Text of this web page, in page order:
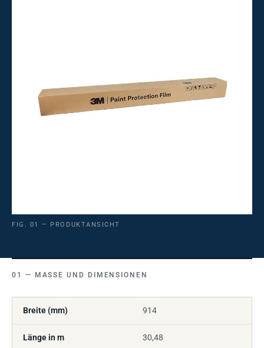
FIG. 01 — PRODUKTANSICHT
MASSE UND DIMENSIONEN
Breite (mm) 914
Länge in m 30,48